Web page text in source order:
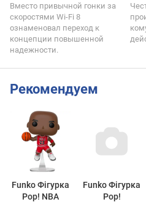
Вместо привычной гонки за
скоростями Wi-Fi 8
ознаменовал переход к
концепции повышенной
надежности.
Рекомендуем
Funko Фігурка
Pop! NBA
Funko Фігурка
Pop!